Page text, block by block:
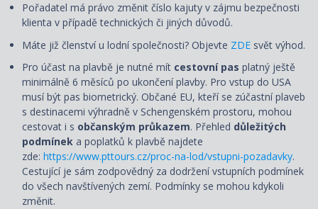
Pořadatel má právo změnit číslo kajuty v zájmu bezpečnosti
klienta v případě technických či jiných důvodů.
Máte již členství u lodní společnosti? Objevte ZDE svět výhod.
Pro účast na plavbě je nutné mít cestovní pas platný ještě
minimálně 6 měsíců po ukončení plavby. Pro vstup do USA
musí být pas biometrický. Občané EU, kteří se zúčastní plaveb
s destinacemi výhradně v Schengenském prostoru, mohou
cestovat i s občanským průkazem. Přehled důležitých
podmínek a poplatků k plavbě najdete
zde: https://www.pttours.cz/proc-na-lod/vstupni-pozadavky.
Cestující je sám zodpovědný za dodržení vstupních podmínek
do všech navštívených zemí. Podmínky se mohou kdykoli
změnit.